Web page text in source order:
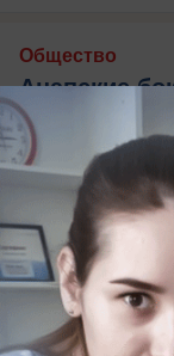
Общество
Анапские
Челябинска
В Челябинске
боксу в
между